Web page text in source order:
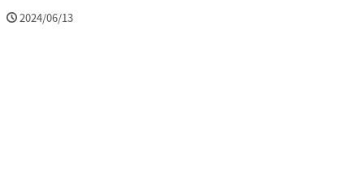
2024/06/13